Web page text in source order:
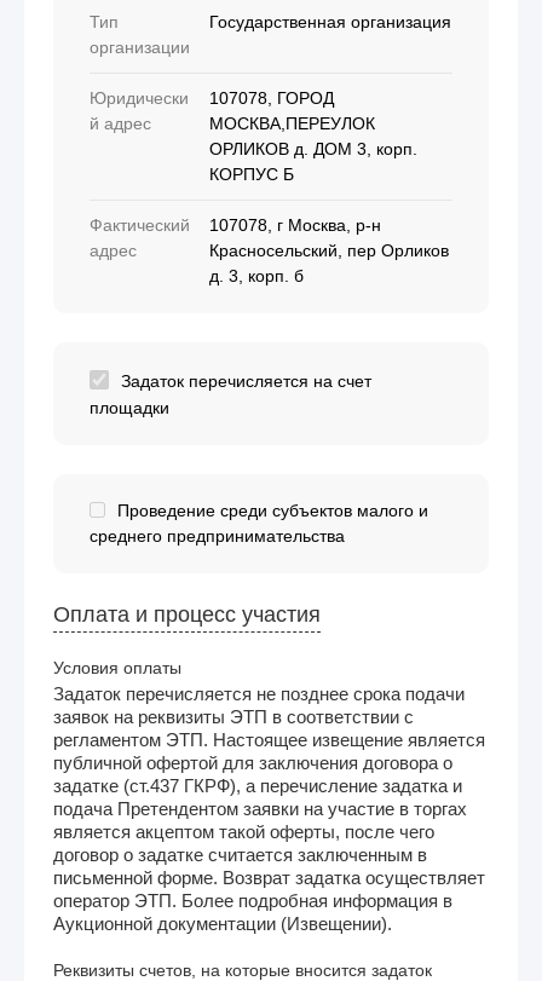
Тип
организации
Государственная организация
Юридически
й адрес
107078, ГОРОД
МОСКВА,ПЕРЕУЛОК
ОРЛИКОВ д. ДОМ 3, корп.
КОРПУС Б
Фактический
адрес
107078, г Москва, р-н
Красносельский, пер Орликов
д. 3, корп. б
Задаток перечисляется на счет
площадки
Проведение среди субъектов малого и
среднего предпринимательства
Оплата и процесс участия
Условия оплаты
Задаток перечисляется не позднее срока подачи
заявок на реквизиты ЭТП в соответствии с
регламентом ЭТП. Настоящее извещение является
публичной офертой для заключения договора о
задатке (ст.437 ГКРФ), а перечисление задатка и
подача Претендентом заявки на участие в торгах
является акцептом такой оферты, после чего
договор о задатке считается заключенным в
письменной форме. Возврат задатка осуществляет
оператор ЭТП. Более подробная информация в
Аукционной документации (Извещении).
Реквизиты счетов, на которые вносится задаток